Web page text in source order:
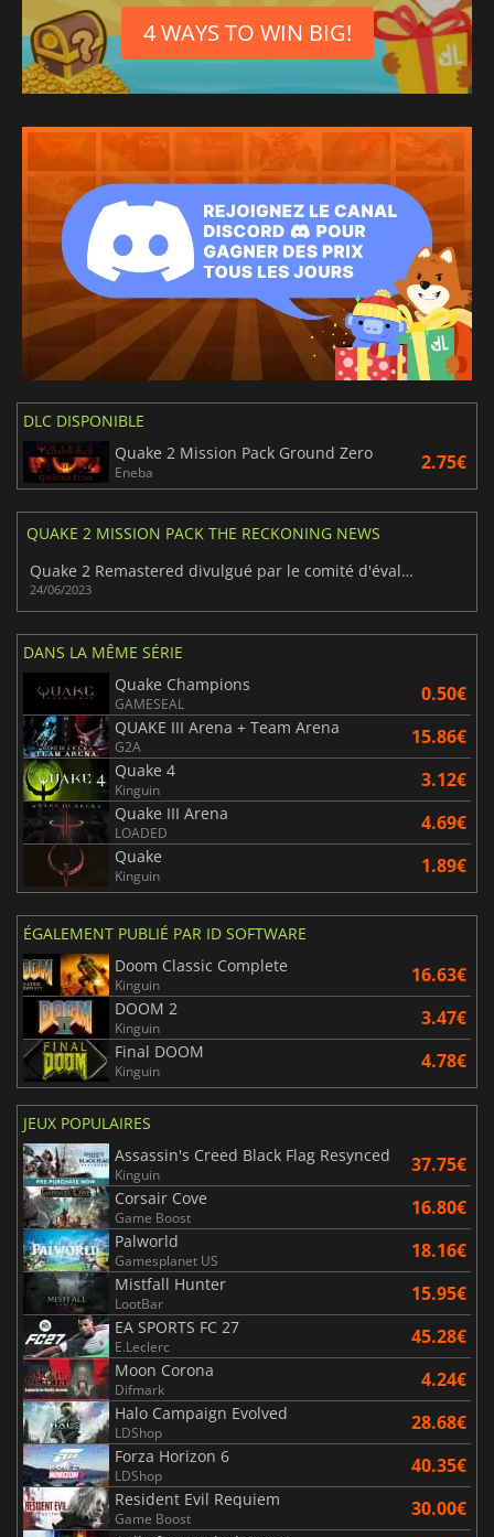
4 WAYS TO WIN BIG!
DLC DISPONIBLE
Quake 2 Mission Pack Ground Zero
Eneba 2.75€
QUAKE 2 MISSION PACK THE RECKONING NEWS
Quake 2 Remastered divulgué par le comité d'évaluation sud-coréen
24/06/2023
DANS LA MÊME SÉRIE
Quake Champions
GAMESEAL 0.50€
QUAKE III Arena + Team Arena
G2A 15.86€
Quake 4
Kinguin 3.12€
Quake III Arena
LOADED 4.69€
Quake
Kinguin 1.89€
ÉGALEMENT PUBLIÉ PAR ID SOFTWARE
Doom Classic Complete
Kinguin 16.63€
DOOM 2
Kinguin 3.47€
Final DOOM
Kinguin 4.78€
JEUX POPULAIRES
Assassin's Creed Black Flag Resynced
Kinguin 37.75€
Corsair Cove
Game Boost 16.80€
Palworld
Gamesplanet US 18.16€
Mistfall Hunter
LootBar 15.95€
EA SPORTS FC 27
E.Leclerc 45.28€
Moon Corona
Difmark 4.24€
Halo Campaign Evolved
LDShop 28.68€
Forza Horizon 6
LDShop 40.35€
Resident Evil Requiem
Game Boost 30.00€